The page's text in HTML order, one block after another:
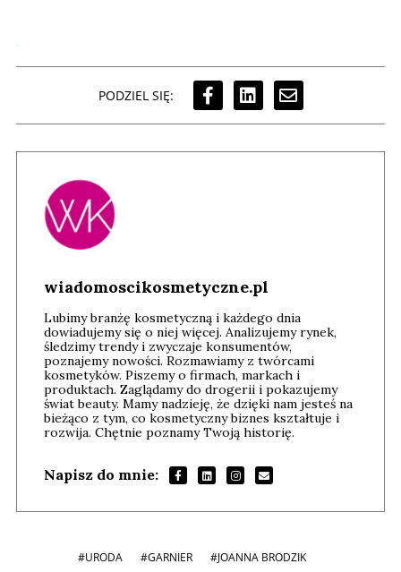
PODZIEL SIĘ:
wiadomoscikosmetyczne.pl
Lubimy branżę kosmetyczną i każdego dnia
dowiadujemy się o niej więcej. Analizujemy rynek,
śledzimy trendy i zwyczaje konsumentów,
poznajemy nowości. Rozmawiamy z twórcami
kosmetyków. Piszemy o firmach, markach i
produktach. Zaglądamy do drogerii i pokazujemy
świat beauty. Mamy nadzieję, że dzięki nam jesteś na
bieżąco z tym, co kosmetyczny biznes kształtuje i
rozwija. Chętnie poznamy Twoją historię.
Napisz do mnie:
#URODA #GARNIER
#JOANNA BRODZIK